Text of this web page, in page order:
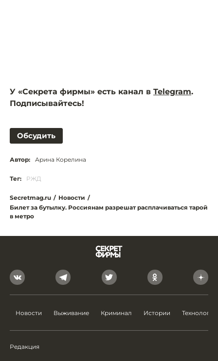
У «Секрета фирмы» есть канал в Telegram.
Подписывайтесь!
Обсудить
Автор: Арина Корелина
Тег: РЖД
Secretmag.ru / Новости /
Билет за бутылку. Россиянам разрешат расплачиваться тарой
в метро
Новости Выживание Криминал Истории Технологии
Редакция